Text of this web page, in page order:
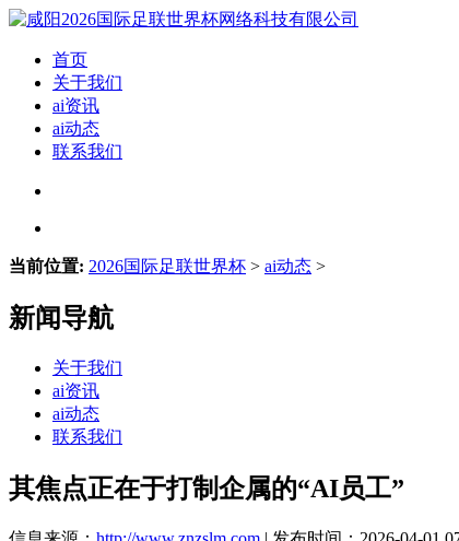
首页
关于我们
ai资讯
ai动态
联系我们
当前位置: 2026国际足联世界杯 > ai动态 >
新闻导航
关于我们
ai资讯
ai动态
联系我们
其焦点正在于打制企属的“AI员工”